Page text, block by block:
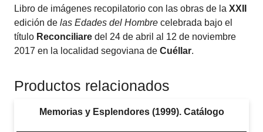
Libro de imágenes recopilatorio con las obras de la XXII
edición de las Edades del Hombre celebrada bajo el
título Reconciliare del 24 de abril al 12 de noviembre
2017 en la localidad segoviana de Cuéllar.
Productos relacionados
Memorias y Esplendores (1999). Catálogo